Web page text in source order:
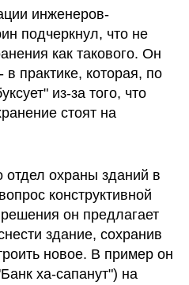
инженеров-
подчеркнул, что не
как такового. Он
в практике, которая, по
из-за того, что
стоят на
отдел охраны зданий в
конструктивной
он предлагает
здание, сохранив
новое. В пример он
ха-сапанут") на